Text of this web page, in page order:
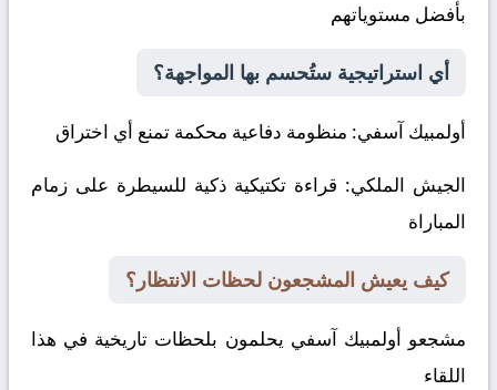
بأفضل مستوياتهم
أي استراتيجية ستُحسم بها المواجهة؟
أولمبيك آسفي: منظومة دفاعية محكمة تمنع أي اختراق
الجيش الملكي: قراءة تكتيكية ذكية للسيطرة على زمام
المباراة
كيف يعيش المشجعون لحظات الانتظار؟
مشجعو أولمبيك آسفي يحلمون بلحظات تاريخية في هذا
اللقاء